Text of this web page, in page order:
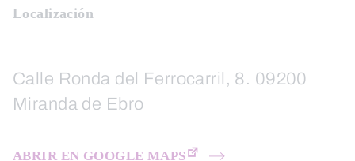
Localización
Calle Ronda del Ferrocarril, 8. 09200
Miranda de Ebro
ABRIR EN GOOGLE MAPS